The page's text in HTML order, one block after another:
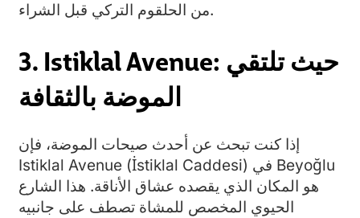
من الحلقوم التركي قبل الشراء.
3. Istiklal Avenue: حيث تلتقي
الموضة بالثقافة
إذا كنت تبحث عن أحدث صيحات الموضة، فإن
Istiklal Avenue (İstiklal Caddesi) في Beyoğlu
هو المكان الذي يقصده عشاق الأناقة. هذا الشارع
الحيوي المخصص للمشاة تصطف على جانبيه